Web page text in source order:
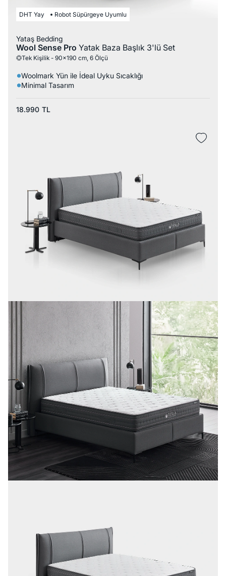
DHT Yay Robot Süpürgeye Uyumlu
Yataş Bedding
Wool Sense Pro Yatak Baza Başlık 3'lü Set
Tek Kişilik - 90x190 cm, 6 Ölçü
Woolmark Yün ile İdeal Uyku Sıcaklığı
Minimal Tasarım
18.990 TL